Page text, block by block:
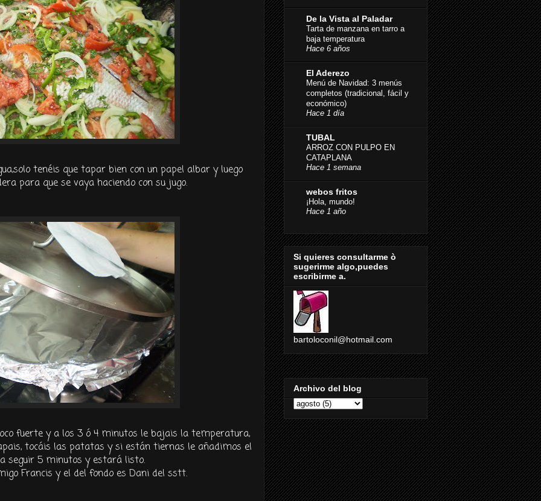
tenéis que tapar bien con un papel albar y luego
para que se vaya haciendo con su jugo.
fuerte y a los 3 ó 4 minutos le bajais la temperatura,
, tocáis las patatas y si estántiernas le añadimos el
seguir 5 minutos y estarálisto.
Francis y el del fondo es Dani del sstt.
De la Vista al Paladar
Tarta de manzana en tarro a
baja temperatura
Hace 6 años
El Aderezo
Menú de Navidad: 3 menús
completos (tradicional, fácil y
económico)
Hace 1 día
TUBAL
ARROZ CON PULPO EN
CATAPLANA
Hace 1 semana
webos fritos
¡Hola, mundo!
Hace 1 año
Si quieres consultarme ò
sugerirme algo,puedes
escribirme a.
bartoloconil@hotmail.com
Archivo del blog